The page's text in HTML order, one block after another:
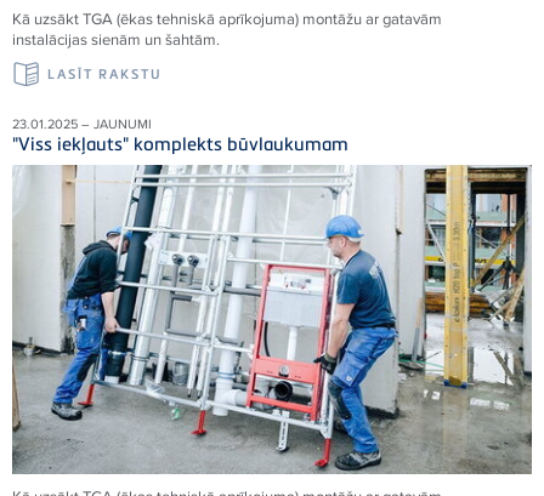
Kā uzsākt TGA (ēkas tehniskā aprīkojuma) montāžu ar gatavām
instalācijas sienām un šahtām.
LASĪT RAKSTU
23.01.2025 – JAUNUMI
"Viss iekļauts" komplekts būvlaukumam